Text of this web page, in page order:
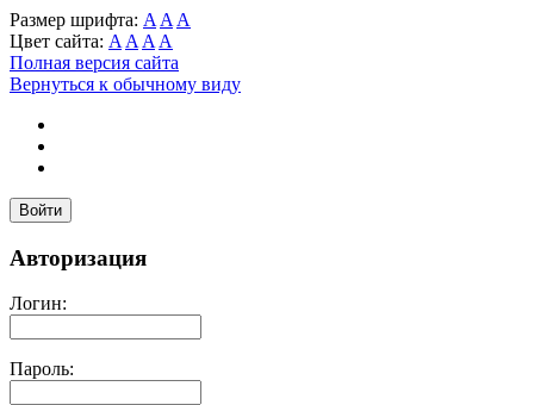
Размер шрифта: A A A
Цвет сайта: A A A A
Полная версия сайта
Вернуться к обычному виду
Войти
Авторизация
Логин:
Пароль: